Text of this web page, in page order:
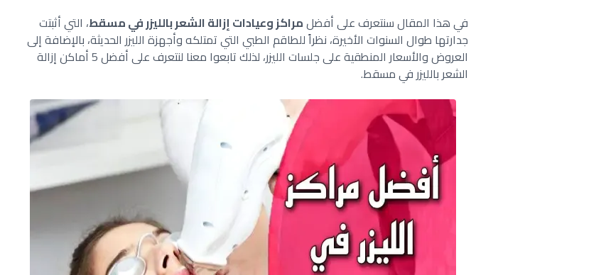
في هذا المقال سنتعرف على أفضلمراكز وعيادات إزالة الشعر بالليزر في مسقط، التي أثبتت
جدارتها طوال السنوات الأخيرة، نظراً للطاقم الطبي التي تمتلكه وأجهزة الليزر الحديثة، بالإضافة إلى
العروض والأسعار المنطقية على جلسات الليزر، لذلك تابعوا معنا لنتعرف على أفضل 5 أماكن إزالة
الشعر بالليزر في مسقط.